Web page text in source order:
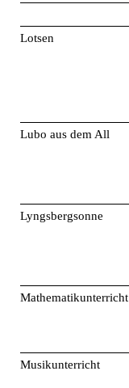
Lotsen
Lubo aus dem All
Lyngsbergsonne
Mathematikunterricht
Musikunterricht